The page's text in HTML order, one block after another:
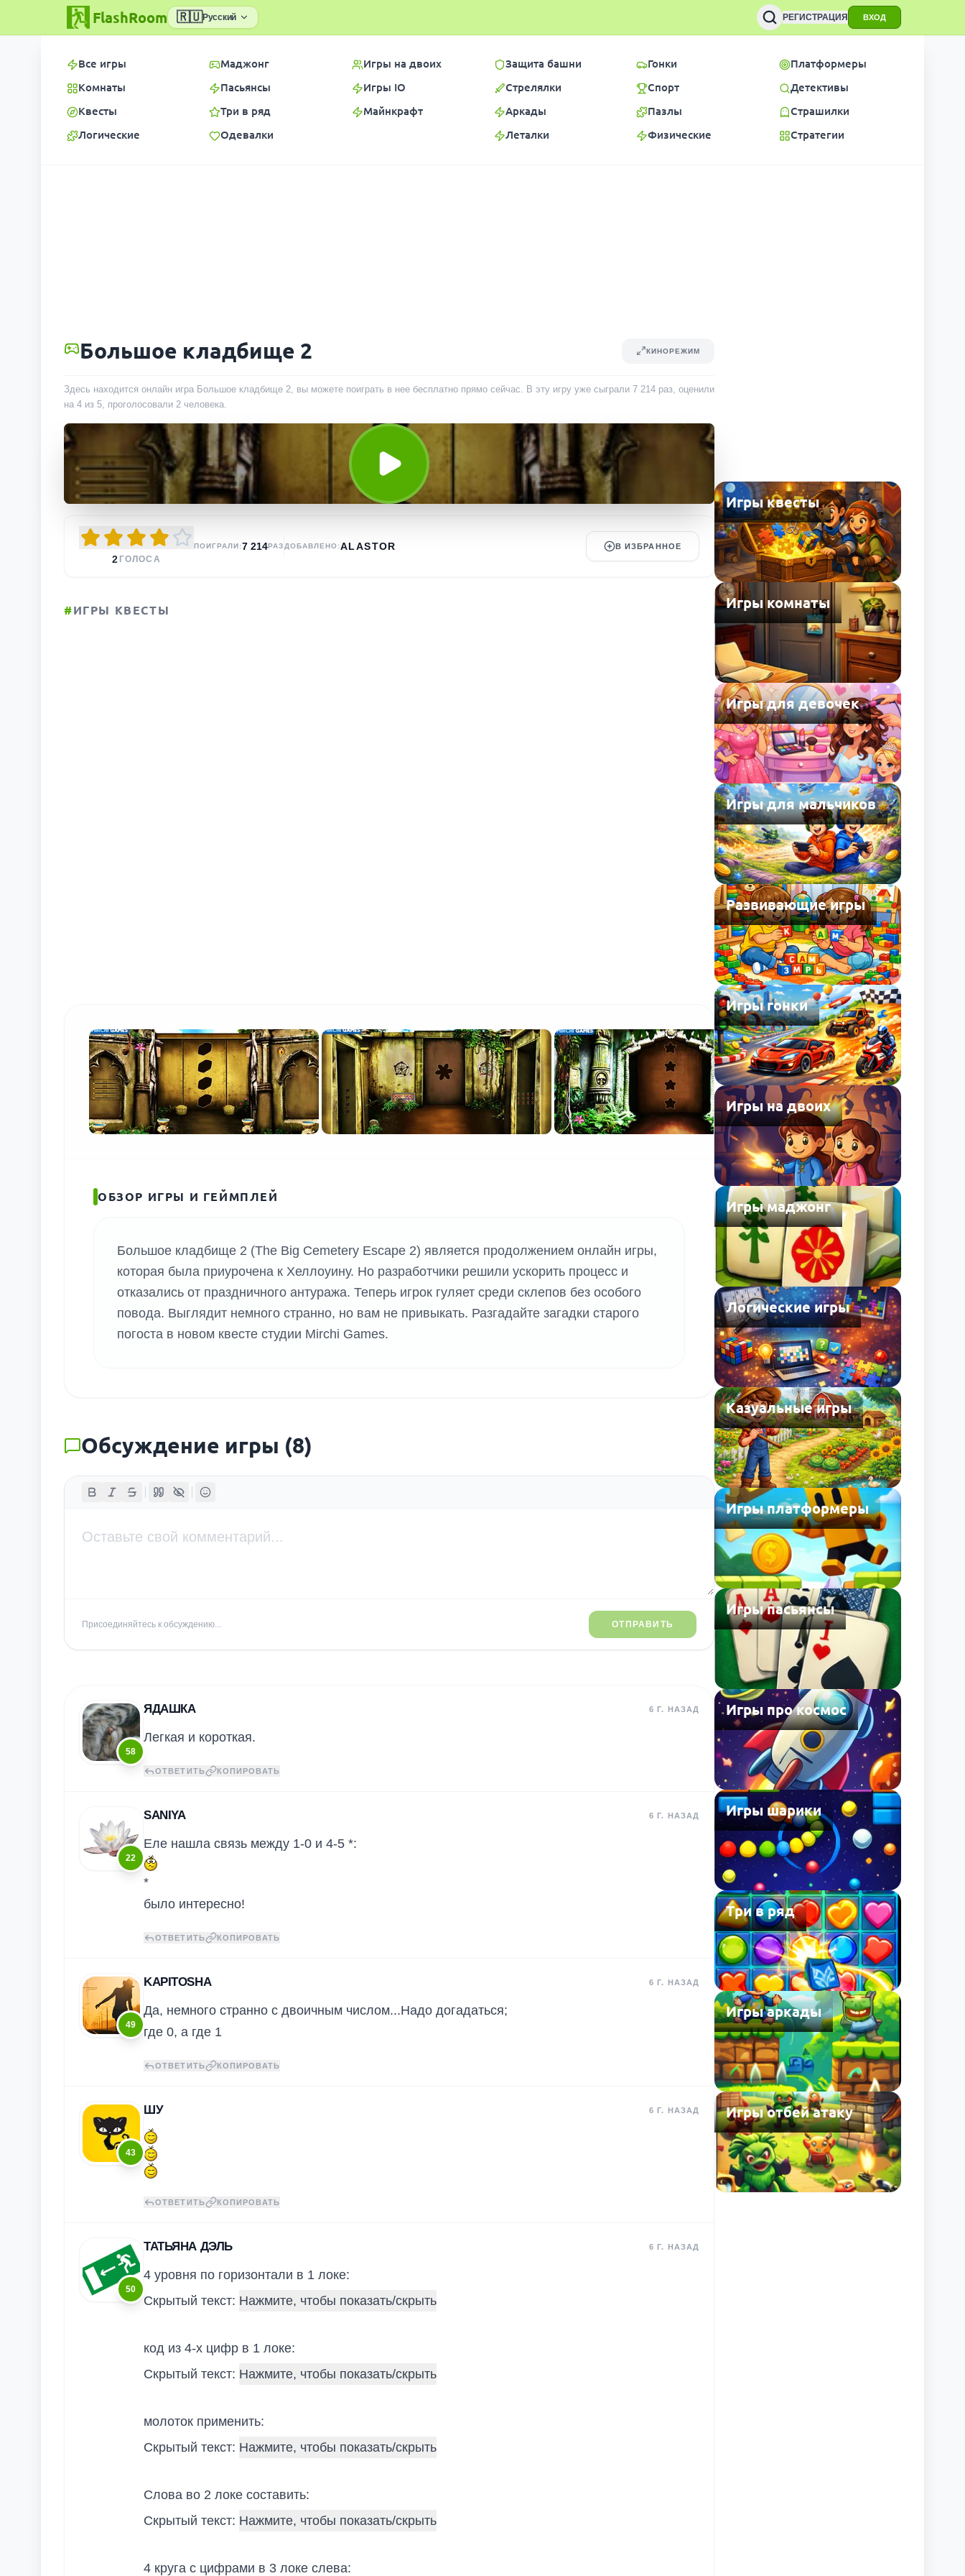
FlashRoom 🇷🇺Русский РЕГИСТРАЦИЯ ВХОД
ПОИСК ИГР
Все игры
Комнаты
Квесты
Логические
Маджонг
Пасьянсы
Три в ряд
Одевалки
Игры на двоих
Игры IO
Майнкрафт
Защита башни
Стрелялки
Аркады
Леталки
Гонки
Спорт
Пазлы
Физические
Платформеры
Детективы
Страшилки
Стратегии
Большое кладбище 2 КИНОРЕЖИМ
Здесь находится онлайн игра Большое кладбище 2, вы можете поиграть в нее бесплатно прямо сейчас. В эту игру уже сыграли 7 214 раз, оценили
на 4 из 5, проголосовали 2 человека.
2 ГОЛОСА
ПОИГРАЛИ:7 214РАЗ ДОБАВЛЕНО:ALASTOR В ИЗБРАННОЕ
#ИГРЫ КВЕСТЫ
ОБЗОР ИГРЫ И ГЕЙМПЛЕЙ
Большое кладбище 2 (The Big Cemetery Escape 2) является продолжением онлайн игры,
которая была приурочена к Хеллоуину. Но разработчики решили ускорить процесс и
отказались от праздничного антуража. Теперь игрок гуляет среди склепов без особого
повода. Выглядит немного странно, но вам не привыкать. Разгадайте загадки старого
погоста в новом квесте студии Mirchi Games.
Обсуждение игры (8)
Присоединяйтесь к обсуждению... ОТПРАВИТЬ
58
ЯДАШКА 6 Г. НАЗАД
Легкая и короткая.
ОТВЕТИТЬ КОПИРОВАТЬ
22
SANIYA 6 Г. НАЗАД
Еле нашла связь между 1-0 и 4-5 *:
*
было интересно!
ОТВЕТИТЬ КОПИРОВАТЬ
49
KAPITOSHA 6 Г. НАЗАД
Да, немного странно с двоичным числом...Надо догадаться;
где 0, а где 1
ОТВЕТИТЬ КОПИРОВАТЬ
43
ШУ 6 Г. НАЗАД
ОТВЕТИТЬ КОПИРОВАТЬ
50
ТАТЬЯНА ДЭЛЬ 6 Г. НАЗАД
4 уровня по горизонтали в 1 локе:
Скрытый текст:
код из 4-х цифр в 1 локе:
Скрытый текст:
молоток применить:
Скрытый текст:
Слова во 2 локе составить:
Скрытый текст:
4 круга с цифрами в 3 локе слева:
Игры квесты
Игры комнаты
Игры для девочек
Игры для мальчиков
Развивающие игры
Игры гонки
Игры на двоих
Игры маджонг
Логические игры
Казуальные игры
Игры платформеры
Игры пасьянсы
Игры про космос
Игры шарики
Три в ряд
Игры аркады
Игры отбей атаку